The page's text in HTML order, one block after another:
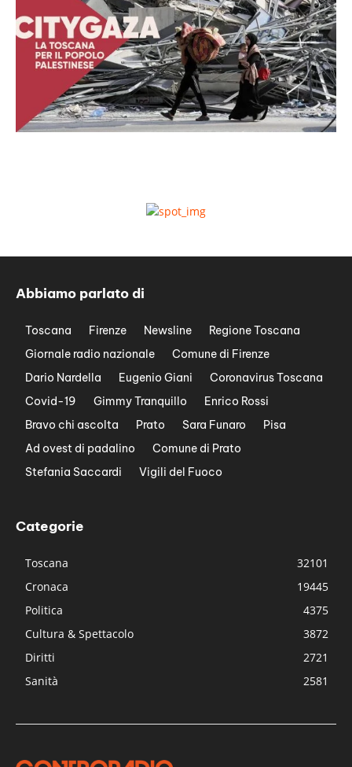
Abbiamo parlato di
Toscana Firenze Newsline
Regione Toscana
Giornale radio nazionale
Comune di Firenze
Dario Nardella
Eugenio Giani
Coronavirus Toscana
Covid-19
Gimmy Tranquillo
Enrico Rossi
Bravo chi ascolta
Prato Sara Funaro
Pisa
Ad ovest di padalino
Comune di Prato
Stefania Saccardi
Vigili del Fuoco
Categorie
Toscana
32101
Cronaca
19445
Politica
4375
Cultura & Spettacolo
3872
Diritti
2721
Sanità
2581